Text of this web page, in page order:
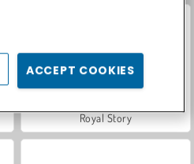
Royal Story
ACCEPT COOKIES